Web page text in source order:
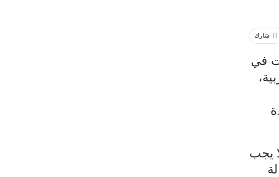
شارك
في
يجب